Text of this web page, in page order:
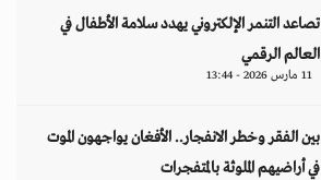
تصاعد التنمر الإلكتروني يهدد سلامة الأطفال في
العالم الرقمي
11 مارس 2026 - 13:44
بين الفقر وخطر الانفجار.. الأفغان يواجهون الموت
في أراضيهم الملوثة بالمتفجرات